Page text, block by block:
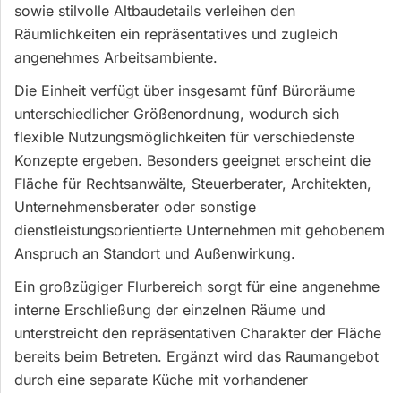
sowie stilvolle Altbaudetails verleihen den
Räumlichkeiten ein repräsentatives und zugleich
angenehmes Arbeitsambiente.
Die Einheit verfügt über insgesamt fünf Büroräume
unterschiedlicher Größenordnung, wodurch sich
flexible Nutzungsmöglichkeiten für verschiedenste
Konzepte ergeben. Besonders geeignet erscheint die
Fläche für Rechtsanwälte, Steuerberater, Architekten,
Unternehmensberater oder sonstige
dienstleistungsorientierte Unternehmen mit gehobenem
Anspruch an Standort und Außenwirkung.
Ein großzügiger Flurbereich sorgt für eine angenehme
interne Erschließung der einzelnen Räume und
unterstreicht den repräsentativen Charakter der Fläche
bereits beim Betreten. Ergänzt wird das Raumangebot
durch eine separate Küche mit vorhandener